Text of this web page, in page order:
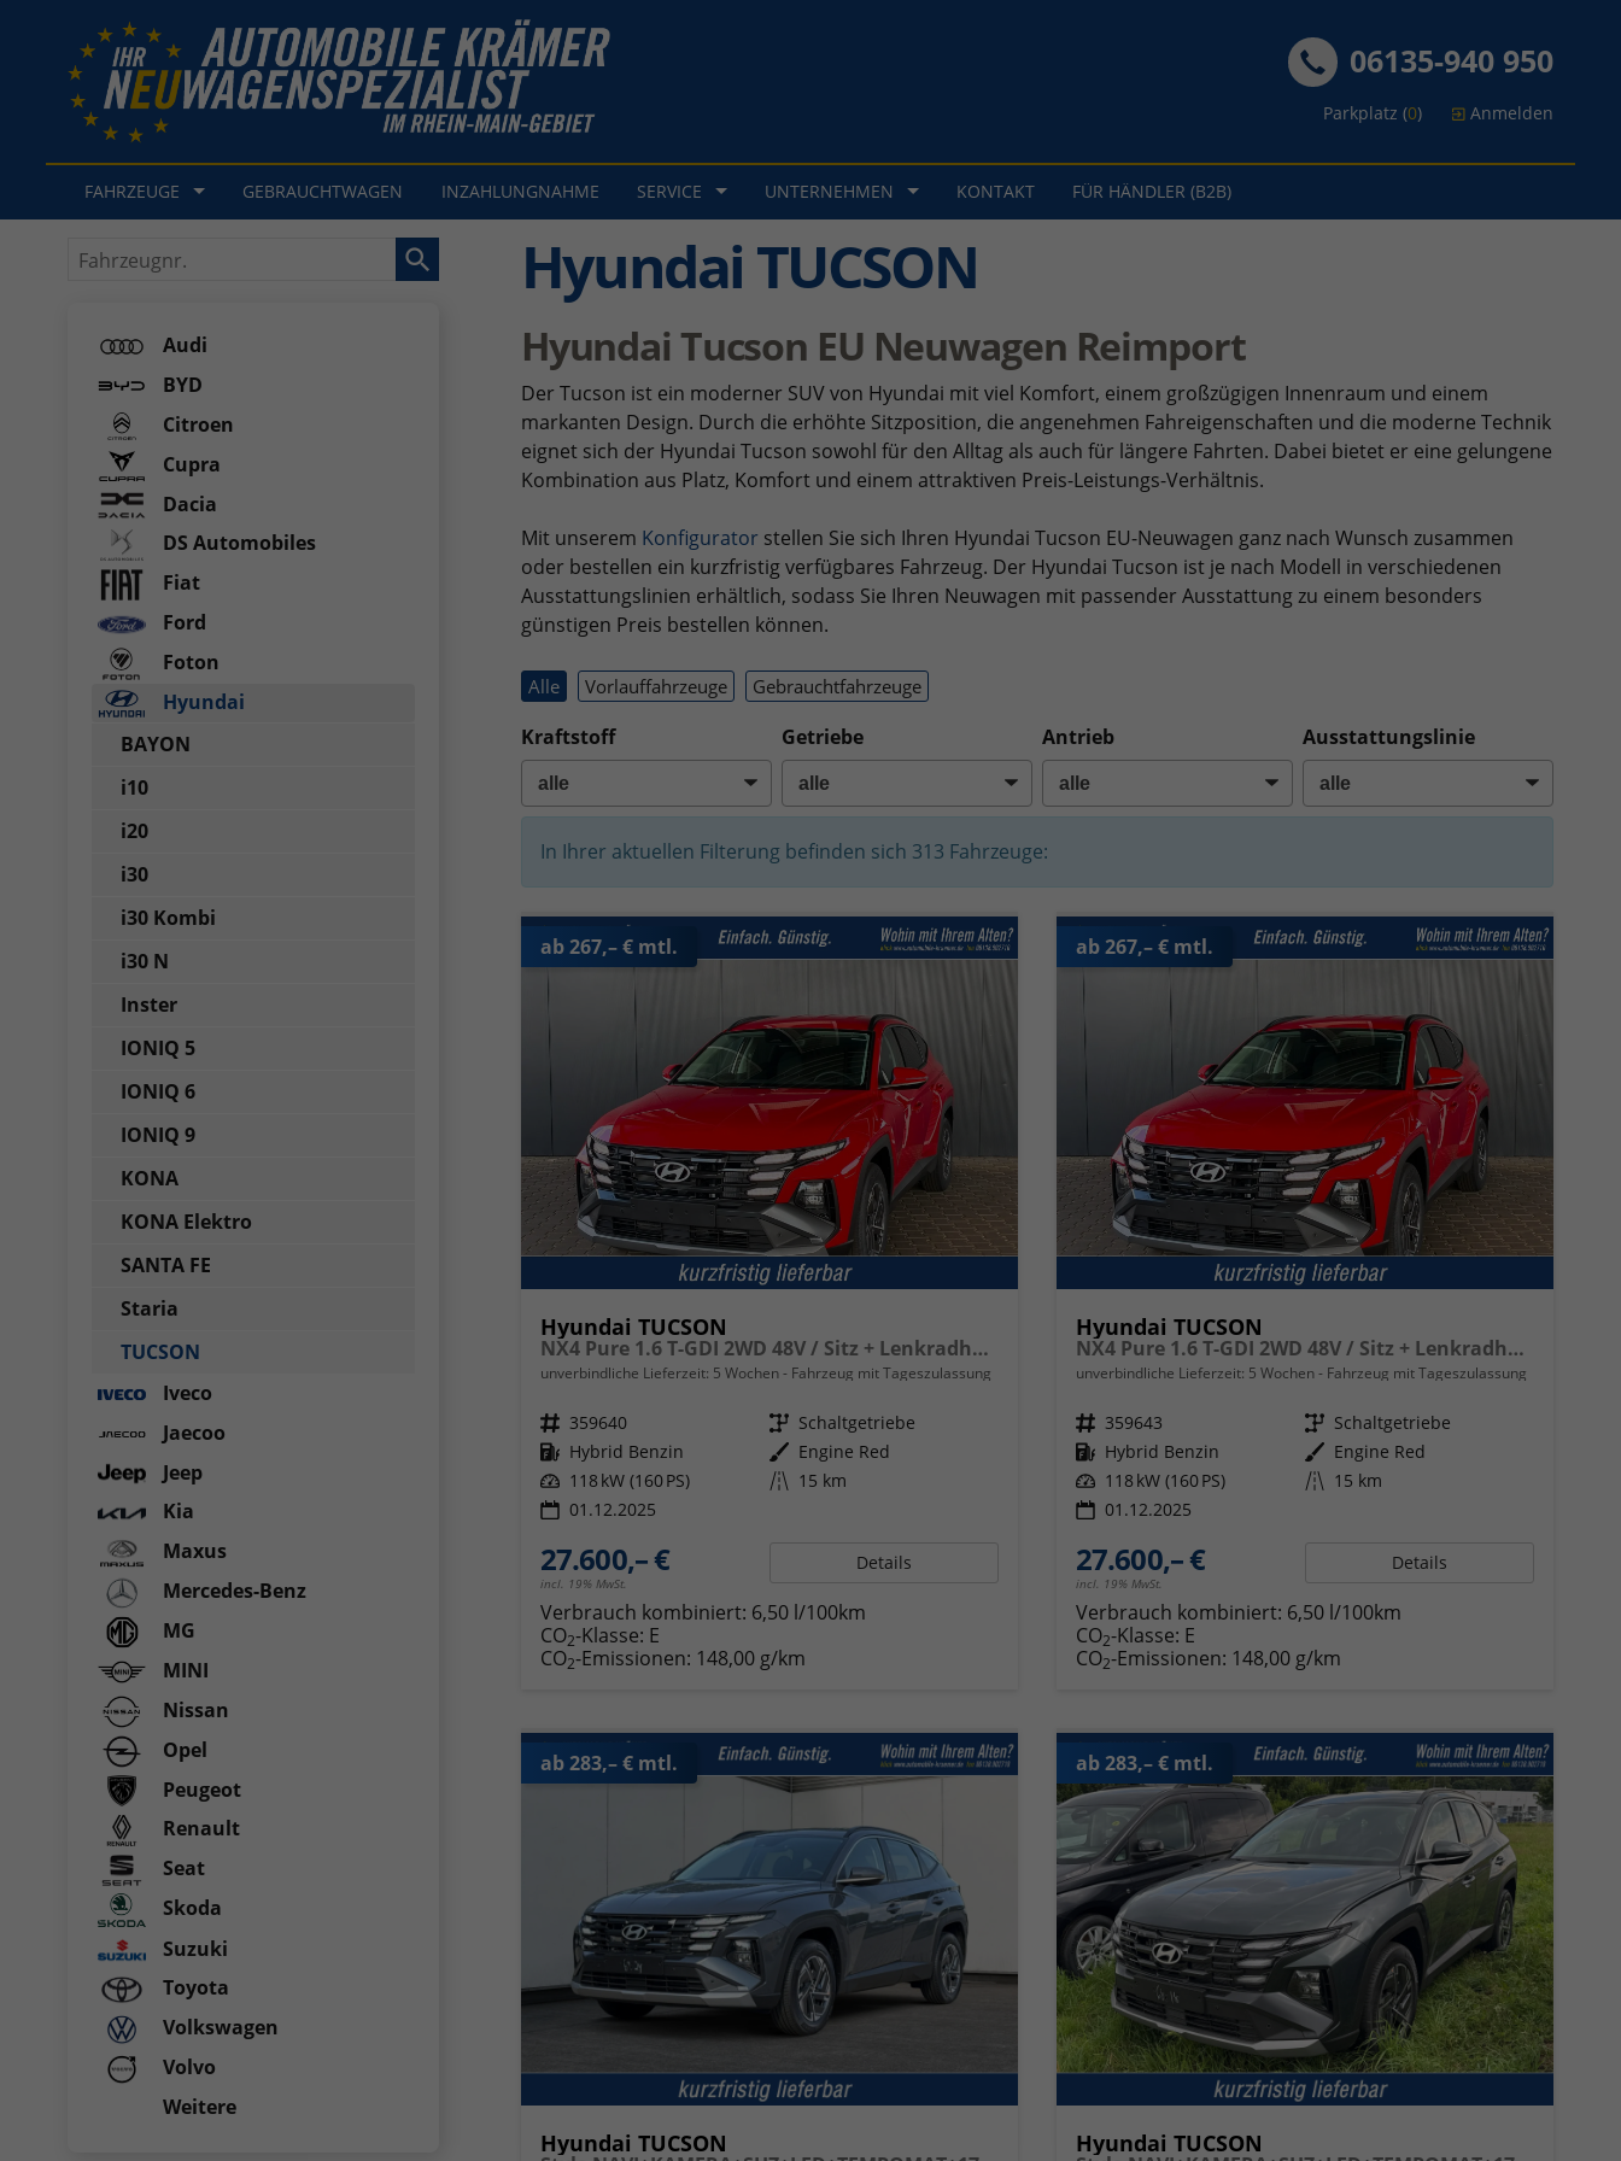
06135-940 950
Parkplatz (0) Anmelden
FAHRZEUGE GEBRAUCHTWAGEN INZAHLUNGNAHME SERVICE UNTERNEHMEN KONTAKT FÜR HÄNDLER (B2B)
Hyundai TUCSON
Hyundai Tucson EU Neuwagen Reimport
Der Tucson ist ein moderner SUV von Hyundai mit viel Komfort, einem großzügigen Innenraum und einem
markanten Design. Durch die erhöhte Sitzposition, die angenehmen Fahreigenschaften und die moderne Technik
eignet sich der Hyundai Tucson sowohl für den Alltag als auch für längere Fahrten. Dabei bietet er eine gelungene
Kombination aus Platz, Komfort und einem attraktiven Preis-Leistungs-Verhältnis.
Mit unserem Konfigurator stellen Sie sich Ihren Hyundai Tucson EU-Neuwagen ganz nach Wunsch zusammen
oder bestellen ein kurzfristig verfügbares Fahrzeug. Der Hyundai Tucson ist je nach Modell in verschiedenen
Ausstattungslinien erhältlich, sodass Sie Ihren Neuwagen mit passender Ausstattung zu einem besonders
günstigen Preis bestellen können.
Alle Vorlauffahrzeuge Gebrauchtfahrzeuge
Kraftstoff Getriebe Antrieb Ausstattungslinie
In Ihrer aktuellen Filterung befinden sich 313 Fahrzeuge:
ab 267,– € mtl.
Hyundai TUCSON
NX4 Pure 1.6 T-GDI 2WD 48V / Sitz + Lenkradheiz. LED Tempomat Alu 17"
unverbindliche Lieferzeit: 5 Wochen Fahrzeug mit Tageszulassung
Fahrzeugnr. 359640 Getriebe Schaltgetriebe
Kraftstoff Hybrid Benzin Außenfarbe Engine Red
Leistung 118 kW (160 PS) Kilometerstand 15 km
01.12.2025
27.600,– €
incl. 19% MwSt.
Details
Verbrauch kombiniert: 6,50 l/100km
CO2-Klasse: E
CO2-Emissionen: 148,00 g/km
ab 267,– € mtl.
Hyundai TUCSON
NX4 Pure 1.6 T-GDI 2WD 48V / Sitz + Lenkradheiz. LED Tempomat Alu 17"
unverbindliche Lieferzeit: 5 Wochen Fahrzeug mit Tageszulassung
Fahrzeugnr. 359643 Getriebe Schaltgetriebe
Kraftstoff Hybrid Benzin Außenfarbe Engine Red
Leistung 118 kW (160 PS) Kilometerstand 15 km
01.12.2025
27.600,– €
incl. 19% MwSt.
Details
Verbrauch kombiniert: 6,50 l/100km
CO2-Klasse: E
CO2-Emissionen: 148,00 g/km
ab 283,– € mtl.
Hyundai TUCSON
ab 283,– € mtl.
Hyundai TUCSON
Fahrzeugnr.
Audi
BYD
Citroen
Cupra
Dacia
DS Automobiles
Fiat
Ford
Foton
Hyundai
BAYON
i10
i20
i30
i30 Kombi
i30 N
Inster
IONIQ 5
IONIQ 6
IONIQ 9
KONA
KONA Elektro
SANTA FE
Staria
TUCSON
Iveco
Jaecoo
Jeep
Kia
Maxus
Mercedes-Benz
MG
MINI
Nissan
Opel
Peugeot
Renault
Seat
Skoda
Suzuki
Toyota
Volkswagen
Volvo
Weitere